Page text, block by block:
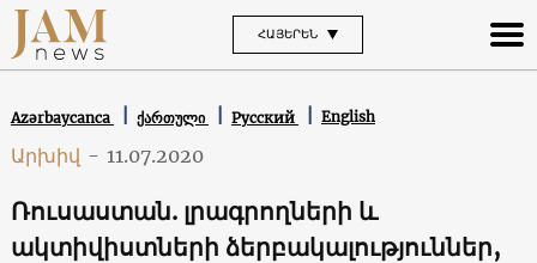
ՀԱՅԵՐԵՆ
Azərbaycanca ქართული Русский English
Արխիվ - 11.07.2020
Ռուսաստան. լրագրողների և
ակտիվիստների ձերբակալություններ,